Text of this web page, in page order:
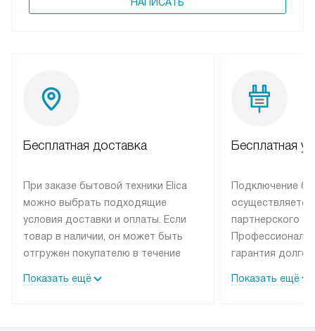
НАПИСАТЬ
Бесплатная доставка
При заказе бытовой техники Elica
можно выбрать подходящие
условия доставки и оплаты. Если
товар в наличии, он может быть
отгружен покупателю в течение
лейблом доставляется бесплатно
Показать ещё
Бесплатная
Подключение
партнерского
гарантия
техника со
Показать ещё